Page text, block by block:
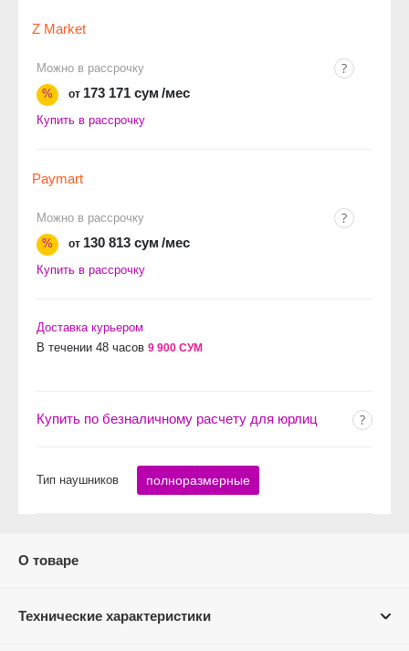
Z Market
Можно в рассрочку
%
от 173 171 сум /мес
Купить в рассрочку
Paymart
Можно в рассрочку
%
от 130 813 сум /мес
Купить в рассрочку
Доставка курьером
В течении 48 часов 9 900 СУМ
Купить по безналичному расчету для юрлиц
Тип наушников полноразмерные
О товаре
Технические характеристики